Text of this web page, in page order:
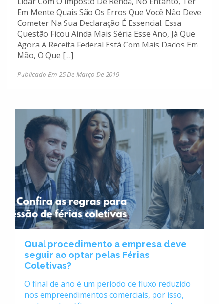
Em Mente Quais São Os Erros Que Você Não Deve
Cometer Na Sua Declaração É Essencial. Essa
Questão Ficou Ainda Mais Séria Esse Ano, Já Que
Agora A Receita Federal Está Com Mais Dados Em
Mão, O Que […]
Publicado Em 25 De Março De 2019
Qual procedimento a empresa deve
seguir ao optar pelas Férias
Coletivas?
O final de ano é um período de fluxo reduzido
nos empreendimentos comerciais, por isso,